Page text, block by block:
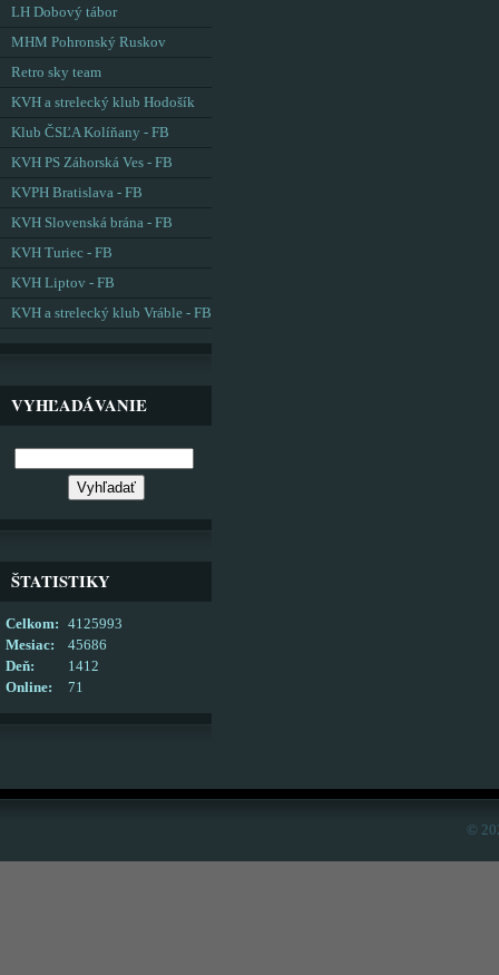
LH Dobový tábor
MHM Pohronský Ruskov
Retro sky team
KVH a strelecký klub Hodošík
Klub ČSĽA Kolíňany - FB
KVH PS Záhorská Ves - FB
KVPH Bratislava - FB
KVH Slovenská brána - FB
KVH Turiec - FB
KVH Liptov - FB
KVH a strelecký klub Vráble - FB
VYHĽADÁVANIE
ŠTATISTIKY
Online: 71
Celkom:
4125993
Mesiac:
45686
Deň:
1412
©